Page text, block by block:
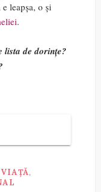
leapșa, o și
.
lista de dorințe?
,